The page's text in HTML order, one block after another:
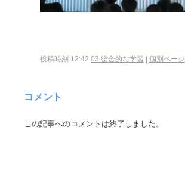
投稿時刻 12:42 03 総合的な学習 個別ページ
コメント
この記事へのコメントは終了しました。